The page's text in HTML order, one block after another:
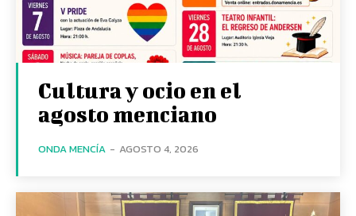
Cultura y ocio en el
agosto menciano
ONDA MENCÍA - AGOSTO 4, 2026